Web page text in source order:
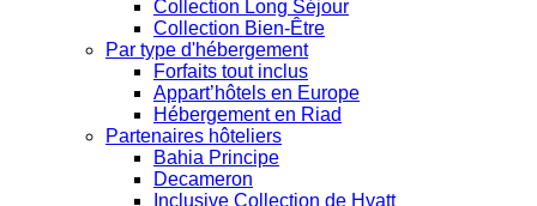
Collection Long Séjour
Collection Bien-Être
Par type d'hébergement
Forfaits tout inclus
Appart’hôtels en Europe
Hébergement en Riad
Partenaires hôteliers
Bahia Principe
Decameron
Inclusive Collection de Hyatt